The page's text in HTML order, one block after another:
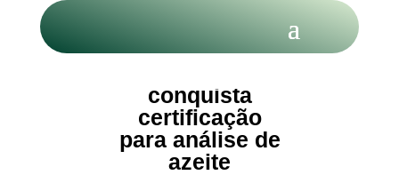
conquista
certificação
para análise de
azeite